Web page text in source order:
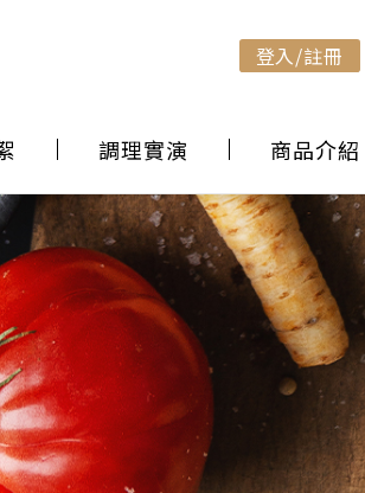
登入/註冊
調理實演 商品介紹